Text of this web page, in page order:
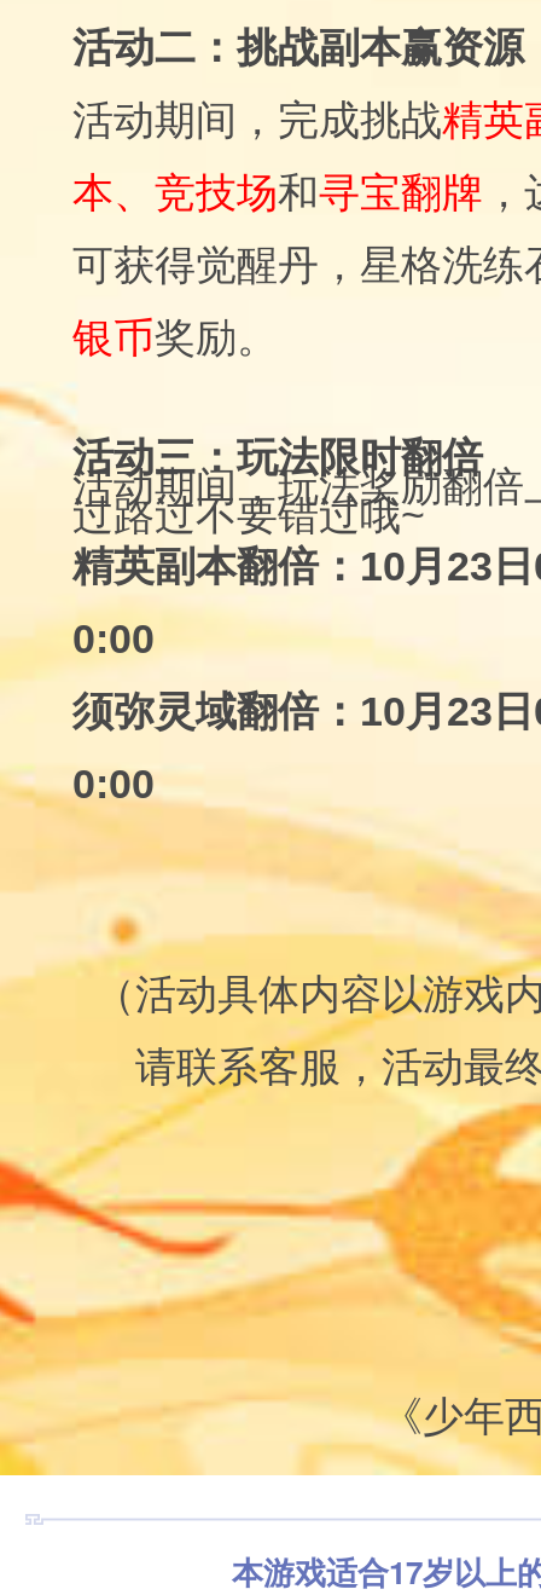
活动二：挑战副本赢资源
活动期间，完成挑战精英
本、竞技场和寻宝翻牌
可获得觉醒丹，星格洗练
银币奖励。
活动三：玩法限时翻倍
活动期间，玩法奖励翻倍
过路过不要错过哦~
精英副本翻倍：10月23
0:00
须弥灵域翻倍：10月23
0:00
（活动具体内容以游戏
请联系客服，活动最
《少年
本游戏适合17岁以上